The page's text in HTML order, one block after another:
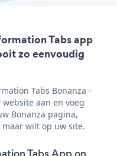
Tabs app
zo eenvoudig
Tabs Bonanza -
aan en voeg
Bonanza pagina,
wilt op uw site.